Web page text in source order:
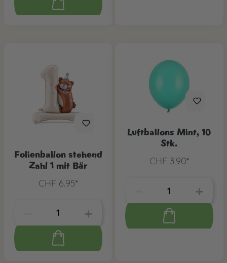
Folienballon stehend
Zahl 1 mit Bär
CHF 6.95*
Luftballons Mint, 10
Stk.
CHF 3.90*